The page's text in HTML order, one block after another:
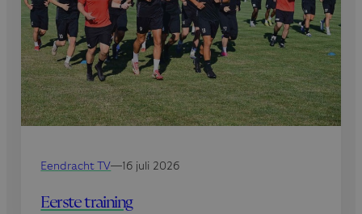
Eendracht TV—16 juli 2026
Eerste training